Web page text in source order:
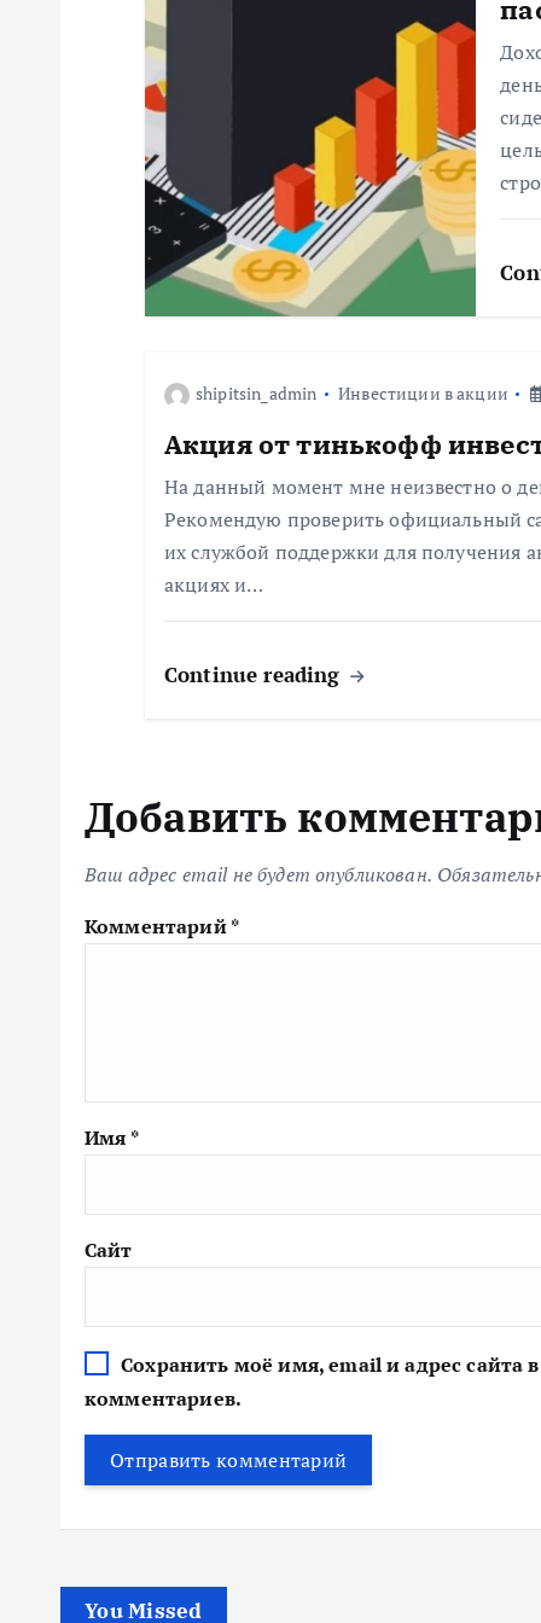
shipitsin_admin Инвестиции в акции
Акция от тинькофф
На данный момент мне неизвестно о
Рекомендую проверить официальный
их службой поддержки для получения
акциях и…
Continue reading
Добавить
Ваш адрес email не будет опубликован.
Комментарий*
Имя *
Сайт
Сохранить моё имя, email и адрес сайта
комментариев.
You Missed